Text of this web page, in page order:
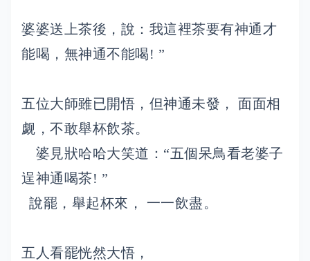
婆婆送上茶後，說：我這裡茶要有神通才
能喝，無神通不能喝! ”
五位大師雖已開悟，但神通未發， 面面相
觑，不敢舉杯飲茶。
婆見狀哈哈大笑道：“五個呆鳥看老婆子
逞神通喝茶! ”
說罷，舉起杯來， 一一飲盡。
五人看罷恍然大悟，